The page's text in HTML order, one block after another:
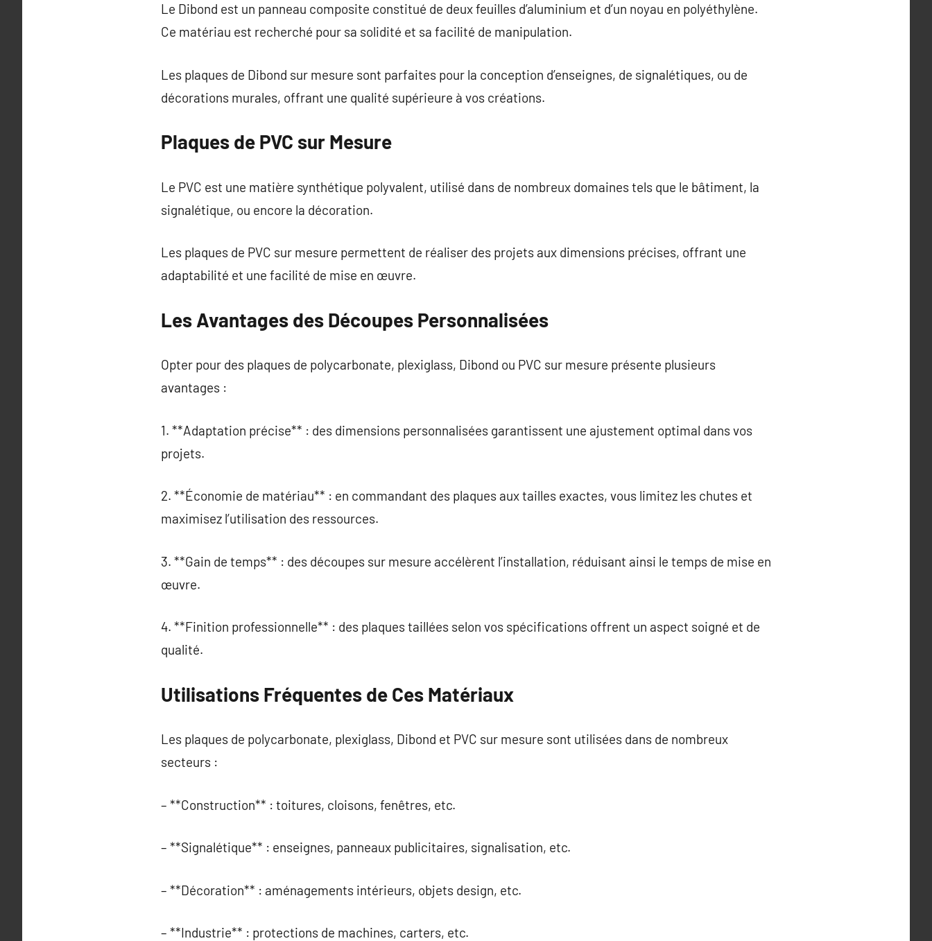
Le Dibond est un panneau composite constitué de deux feuilles d’aluminium et d’un noyau en polyéthylène.
Ce matériau est recherché pour sa solidité et sa facilité de manipulation.
Les plaques de Dibond sur mesure sont parfaites pour la conception d’enseignes, de signalétiques, ou de
décorations murales, offrant une qualité supérieure à vos créations.
Plaques de PVC sur Mesure
Le PVC est une matière synthétique polyvalent, utilisé dans de nombreux domaines tels que le bâtiment, la
signalétique, ou encore la décoration.
Les plaques de PVC sur mesure permettent de réaliser des projets aux dimensions précises, offrant une
adaptabilité et une facilité de mise en œuvre.
Les Avantages des Découpes Personnalisées
Opter pour des plaques de polycarbonate, plexiglass, Dibond ou PVC sur mesure présente plusieurs
avantages :
1. **Adaptation précise** : des dimensions personnalisées garantissent une ajustement optimal dans vos
projets.
2. **Économie de matériau** : en commandant des plaques aux tailles exactes, vous limitez les chutes et
maximisez l’utilisation des ressources.
3. **Gain de temps** : des découpes sur mesure accélèrent l’installation, réduisant ainsi le temps de mise en
œuvre.
4. **Finition professionnelle** : des plaques taillées selon vos spécifications offrent un aspect soigné et de
qualité.
Utilisations Fréquentes de Ces Matériaux
Les plaques de polycarbonate, plexiglass, Dibond et PVC sur mesure sont utilisées dans de nombreux
secteurs :
– **Construction** : toitures, cloisons, fenêtres, etc.
– **Signalétique** : enseignes, panneaux publicitaires, signalisation, etc.
– **Décoration** : aménagements intérieurs, objets design, etc.
– **Industrie** : protections de machines, carters, etc.